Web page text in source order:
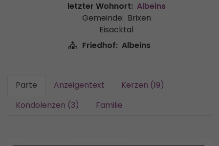
letzter Wohnort: Albeins
Gemeinde: Brixen
Eisacktal
Friedhof: Albeins
Parte Anzeigentext
Kerzen (19)
Kondolenzen (3)
Familie